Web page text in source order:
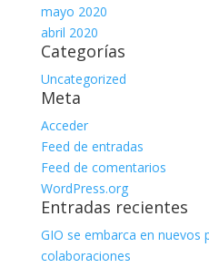
mayo 2020
abril 2020
Categorías
Uncategorized
Meta
Acceder
Feed de entradas
Feed de comentarios
WordPress.org
Entradas recientes
GIO se embarca en nuevos
colaboraciones